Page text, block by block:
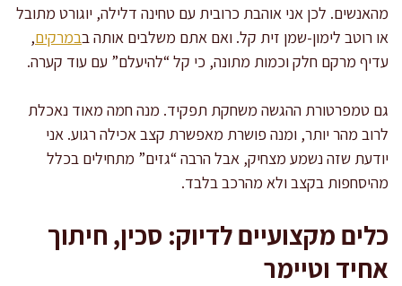
מהאנשים. לכן אני אוהבת כרובית עם טחינה דלילה, יוגורט מתובל
או רוטב לימון-שמן זית קל. ואם אתם משלבים אותה בבמרקים,
עדיף מרקם חלק וכמות מתונה, כי קל “להיעלם” עם עוד קערה.
גם טמפרטורת ההגשה משחקת תפקיד. מנה חמה מאוד נאכלת
לרוב מהר יותר, ומנה פושרת מאפשרת קצב אכילה רגוע. אני
יודעת שזה נשמע מצחיק, אבל הרבה “גזים” מתחילים בכלל
מהיסחפות בקצב ולא מהרכב בלבד.
כלים מקצועיים לדיוק: סכין, חיתוך
אחיד וטיימר